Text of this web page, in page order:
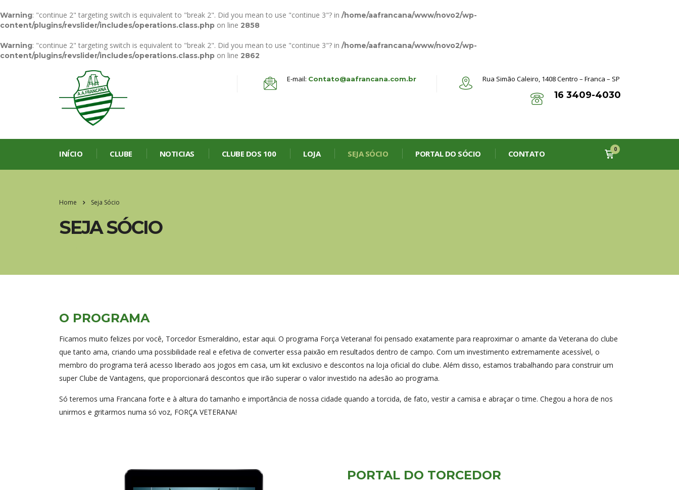
Warning: "continue 2" targeting switch is equivalent to "break 2". Did you mean to use "continue 3"? in /home/aafrancana/www/novo2/wp-
content/plugins/revslider/includes/operations.class.php on line 2858
Warning: "continue 2" targeting switch is equivalent to "break 2". Did you mean to use "continue 3"? in /home/aafrancana/www/novo2/wp-
content/plugins/revslider/includes/operations.class.php on line 2862
Rua Simão Caleiro, 1408Centro – Franca – SP
E-mail: Contato@aafrancana.com.br
16 3409-4030
INÍCIO CLUBE NOTICIAS CLUBE DOS 100 LOJA SEJA SÓCIO PORTAL DO SÓCIO CONTATO 0
Home Seja Sócio
SEJA SÓCIO
O PROGRAMA
Ficamos muito felizes por você, Torcedor Esmeraldino, estar aqui. O programa Força Veterana! foi pensado exatamente para reaproximar o amante da Veterana do clube
que tanto ama, criando uma possibilidade real e efetiva de converter essa paixão em resultados dentro de campo. Com um investimento extremamente acessível, o
membro do programa terá acesso liberado aos jogos em casa, um kit exclusivo e descontos na loja oficial do clube. Além disso, estamos trabalhando para construir um
super Clube de Vantagens, que proporcionará descontos que irão superar o valor investido na adesão ao programa.
Só teremos uma Francana forte e à altura do tamanho e importância de nossa cidade quando a torcida, de fato, vestir a camisa e abraçar o time. Chegou a hora de nos
unirmos e gritarmos numa só voz, FORÇA VETERANA!
PORTAL DO TORCEDOR